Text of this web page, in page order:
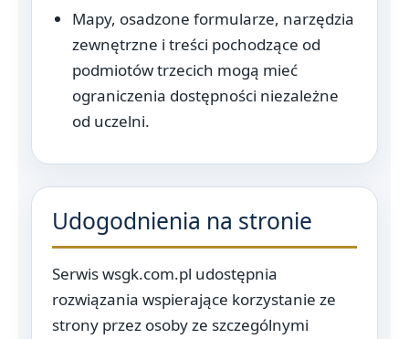
Mapy, osadzone formularze, narzędzia
zewnętrzne i treści pochodzące od
podmiotów trzecich mogą mieć
ograniczenia dostępności niezależne
od uczelni.
Udogodnienia na stronie
Serwis wsgk.com.pl udostępnia
rozwiązania wspierające korzystanie ze
strony przez osoby ze szczególnymi